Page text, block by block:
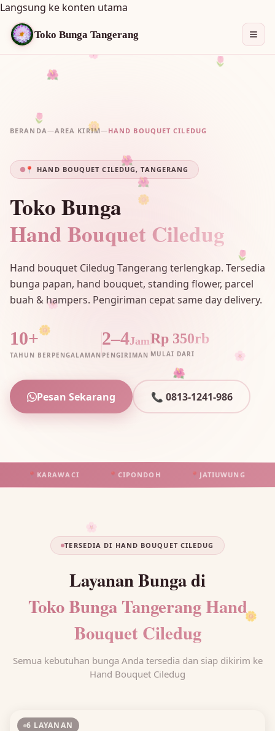
Langsung ke konten utama
Toko Bunga Tangerang
🌸
🌷
🌼
🌺
🌷
🌼
🌸
🌺
🌷
🌼
🌺
BERANDA—AREA KIRIM—HAND BOUQUET CILEDUG
📍 HAND BOUQUET CILEDUG, TANGERANG
Toko Bunga
Hand Bouquet Ciledug
Hand bouquet Ciledug Tangerang terlengkap. Tersedia
bunga papan, hand bouquet, standing flower, parcel
buah & hampers. Pengiriman cepat same day delivery.
10+
TAHUN BERPENGALAMAN
2–4Jam
PENGIRIMAN
Rp 350rb
MULAI DARI
Pesan Sekarang 📞 0813-1241-986
KARAWACI CIPONDOH JATIUWUNG
🌼
TERSEDIA DI HAND BOUQUET CILEDUG
Layanan Bunga di
Toko Bunga Tangerang Hand
Bouquet Ciledug
Semua kebutuhan bunga Anda tersedia dan siap dikirim ke
Hand Bouquet Ciledug
6 LAYANAN